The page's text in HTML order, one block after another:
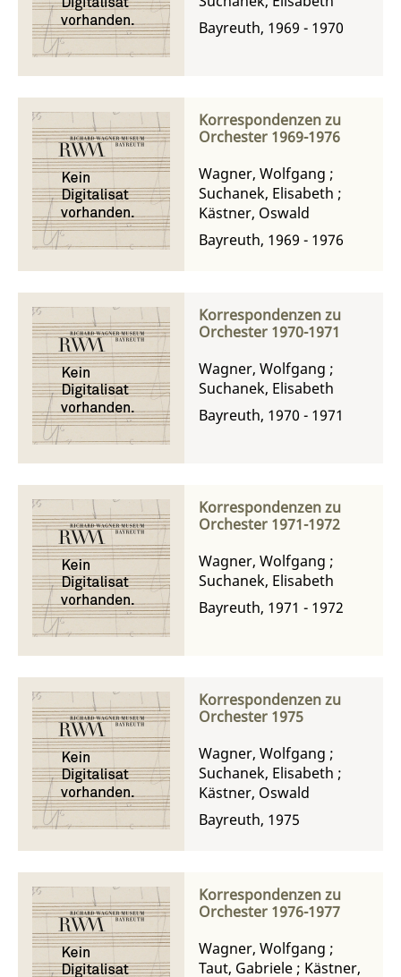
Bayreuth, 1969 - 1970
Korrespondenzen zu
Orchester 1969-1976
Wagner, Wolfgang ;
Suchanek, Elisabeth ;
Kästner, Oswald
Bayreuth, 1969 - 1976
Korrespondenzen zu
Orchester 1970-1971
Wagner, Wolfgang ;
Suchanek, Elisabeth
Bayreuth, 1970 - 1971
Korrespondenzen zu
Orchester 1971-1972
Wagner, Wolfgang ;
Suchanek, Elisabeth
Bayreuth, 1971 - 1972
Korrespondenzen zu
Orchester 1975
Wagner, Wolfgang ;
Suchanek, Elisabeth ;
Kästner, Oswald
Bayreuth, 1975
Korrespondenzen zu
Orchester 1976-1977
Wagner, Wolfgang ;
Taut, Gabriele ; Kästner,